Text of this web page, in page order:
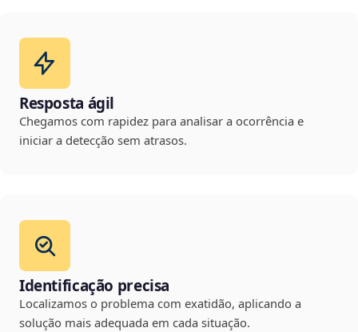
Resposta ágil
Chegamos com rapidez para analisar a ocorrência e
iniciar a detecção sem atrasos.
Identificação precisa
Localizamos o problema com exatidão, aplicando a
solução mais adequada em cada situação.